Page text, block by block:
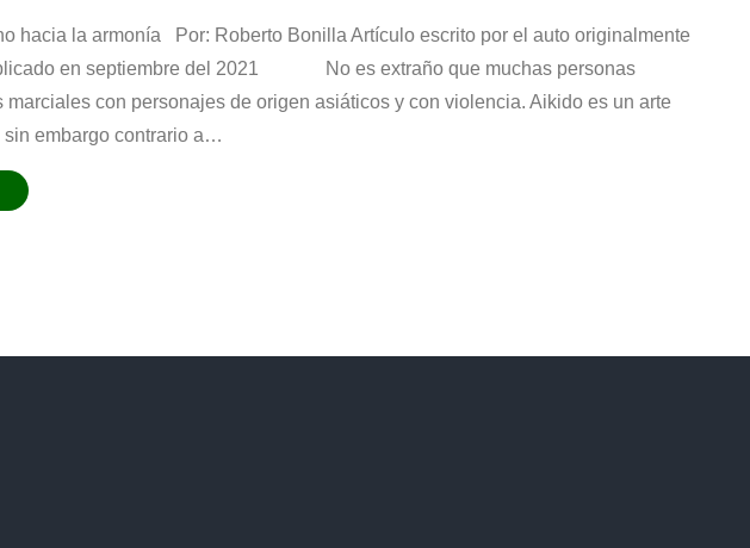
hacia la armonía Por: Roberto Bonilla Artículo escrito por el auto originalmente
en septiembre del 2021 No es extraño que muchas personas
marciales con personajes de origen asiáticos y con violencia. Aikido es un arte
sin embargo contrario a…